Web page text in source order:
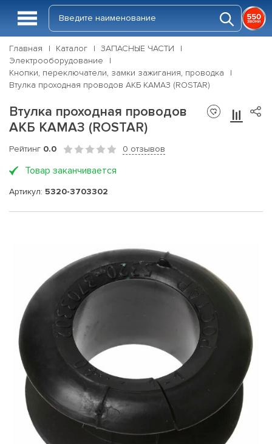
Главная Каталог
ЗАПАСНЫЕ ЧАСТИ
Электрооборудование
Кнопки, переключатели, замки зажигания, проводка
Втулка проходная проводов АКБ КАМАЗ (ROSTAR)
Втулка проходная проводов
АКБ КАМАЗ (ROSTAR)
Рейтинг 0.0 0 отзывов
Товар заканчивается
Артикул: 5320-3703302